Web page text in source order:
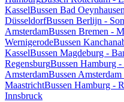
KasselBussen Bad
DüsseldorfBussen Berlijn -
AmsterdamBussen Bremen -
WernigerodeBussen
KasselBussen Magdeburg -
RegensburgBussen Hamburg
AmsterdamBussen
MaastrichtBussen Hamburg -
Innsbruck